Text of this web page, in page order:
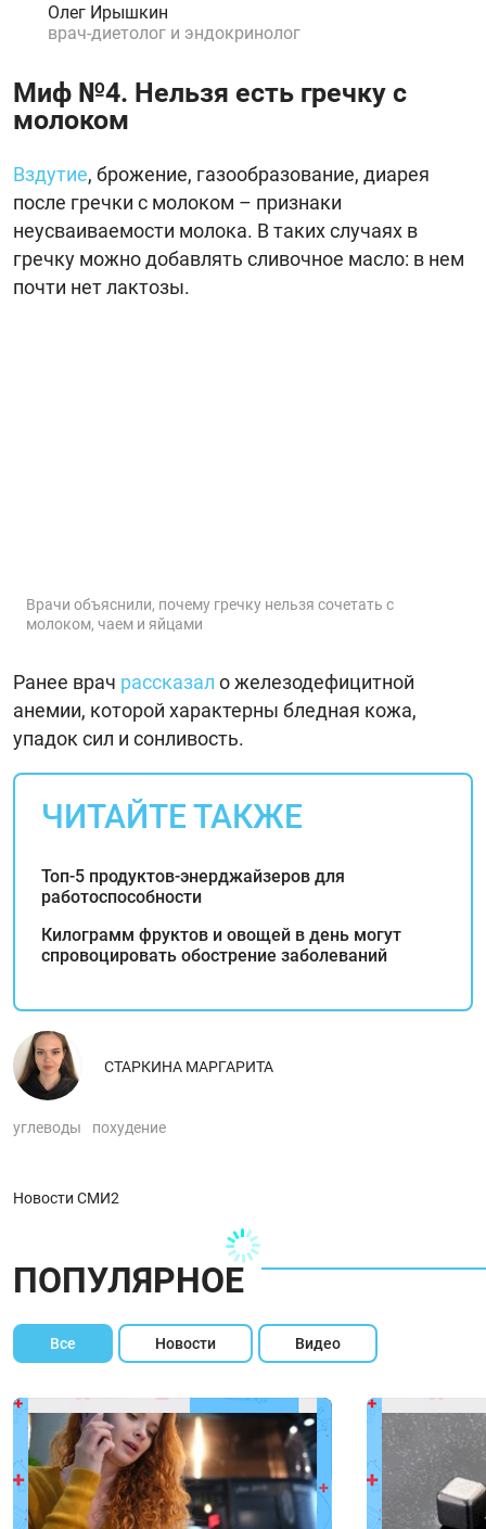
Олег Ирышкин
врач-диетолог и эндокринолог
Миф №4. Нельзя есть гречку с
молоком
Вздутие, брожение, газообразование, диарея
после гречки с молоком – признаки
неусваиваемости молока. В таких случаях в
гречку можно добавлять сливочное масло: в нем
почти нет лактозы.
Врачи объяснили, почему гречку нельзя сочетать с
молоком, чаем и яйцами
Ранее врач рассказал о железодефицитной
анемии, которой характерны бледная кожа,
упадок сил и сонливость.
ЧИТАЙТЕ ТАКЖЕ
Топ-5 продуктов-энерджайзеров для
работоспособности
Килограмм фруктов и овощей в день могут
спровоцировать обострение заболеваний
СТАРКИНА МАРГАРИТА
углеводы похудение
Новости СМИ2
ПОПУЛЯРНОЕ
Все Новости Видео